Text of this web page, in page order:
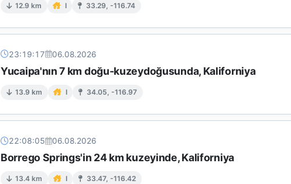
12.9 km I 33.29, -116.74
23:19:17 06.08.2026
Yucaipa'nın 7 km doğu-kuzeydoğusunda, Kaliforniya
13.9 km I 34.05, -116.97
22:08:05 06.08.2026
Borrego Springs'in 24 km kuzeyinde, Kaliforniya
13.4 km I 33.47, -116.42